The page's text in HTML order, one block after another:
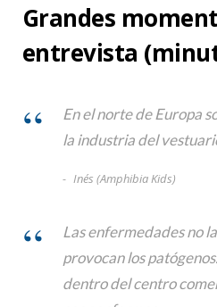
Grandes
entrevista
En el norte de Europa
la industria del
Inés (Amphibia Kids)
Las enfermedades no
provocan los
dentro del centro